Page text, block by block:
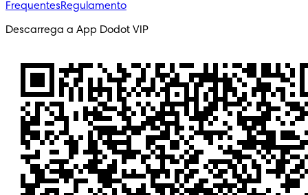
FrequentesRegulamento
Descarrega a App Dodot VIP